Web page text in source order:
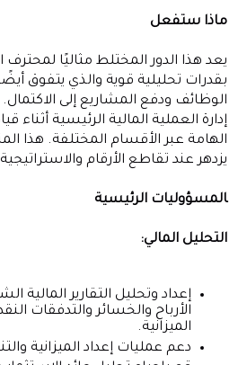
ماذا ستفعل
يعد هذا الدور المختلط مثاليًا لمحترف
بقدرات تحليلية قوية والذي يتفوق
الوظائف ودفع المشاريع إلى
إدارة العملية المالية الرئيسية أثناء
الهامة عبر الأقسام المختلفة.
يزدهر عند تقاطع الأرقام
المسؤوليات الرئيسية
التحليل المالي:
إعداد وتحليل التقارير المالية
الأرباح والخسائر والتدفقات
الميزانية.
دعم عمليات إعداد الميزانية